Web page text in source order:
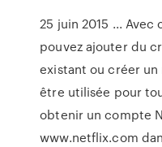
25 juin 2015 ...
pouvez ajouter du
existant ou créer
être utilisée pour
obtenir un compte
www.netflix.com